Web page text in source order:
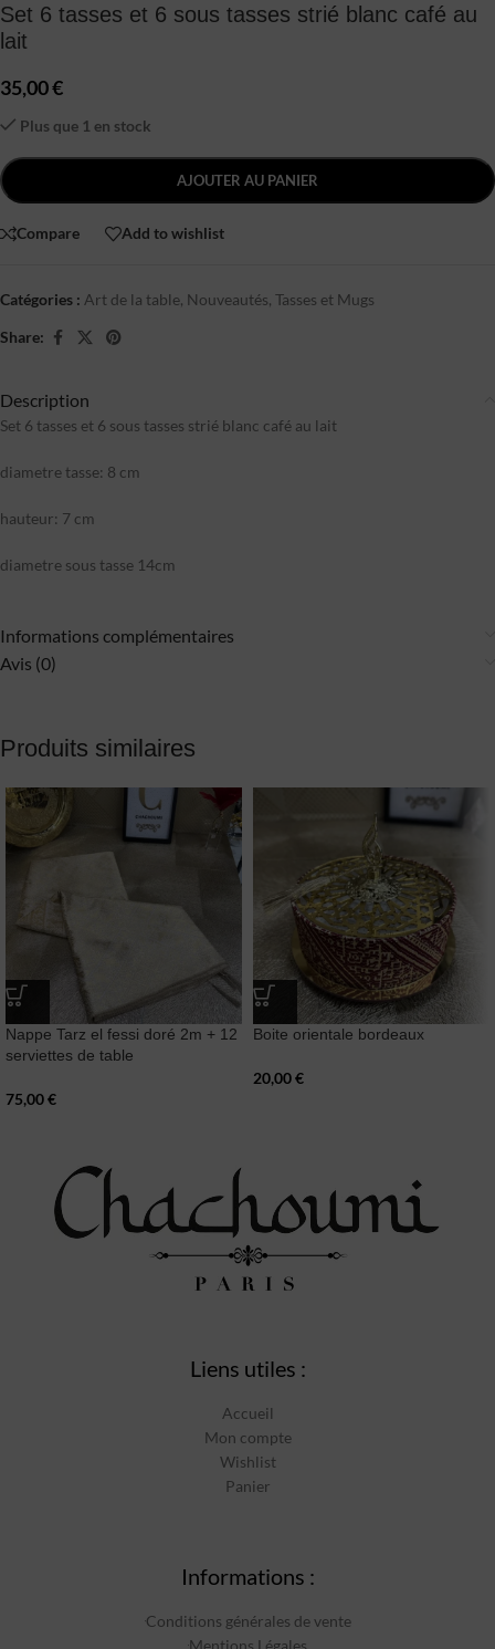
Set 6 tasses et 6 sous tasses strié blanc café au
lait
35,00€
Plus que 1 en stock
AJOUTER AU PANIER
Compare Add to wishlist
Catégories : Art de la table, Nouveautés, Tasses et Mugs
Share:
Description
Set 6 tasses et 6 sous tasses strié blanc café au lait
diametre tasse: 8 cm
hauteur: 7 cm
diametre sous tasse 14cm
Informations complémentaires
Avis (0)
Produits similaires
Nappe Tarz el fessi doré 2m + 12
serviettes de table
75,00€
Boite orientale bordeaux
20,00€
Liens utiles :
Accueil
Mon compte
Wishlist
Panier
Informations :
Conditions générales de vente
Mentions Légales